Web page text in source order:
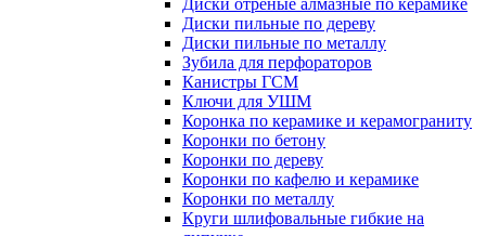
Диски отреные алмазные по керамике
Диски пильные по дереву
Диски пильные по металлу
Зубила для перфораторов
Канистры ГСМ
Ключи для УШМ
Коронка по керамике и керамограниту
Коронки по бетону
Коронки по дереву
Коронки по кафелю и керамике
Коронки по металлу
Круги шлифовальные гибкие на